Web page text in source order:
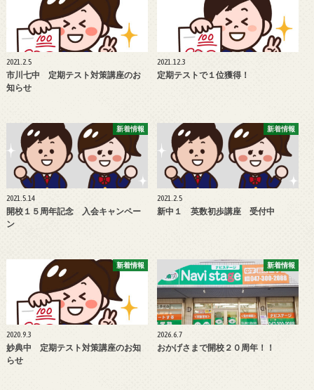
2021.2.5
市川七中 定期テスト対策講座のお
知らせ
2021.12.3
定期テストで１位獲得！
新着情報
2021.5.14
開校１５周年記念 入会キャンペー
ン
新着情報
2021.2.5
新中１ 英数初歩講座 受付中
新着情報
2020.9.3
妙典中 定期テスト対策講座のお知
らせ
新着情報
2026.6.7
おかげさまで開校２０周年！！